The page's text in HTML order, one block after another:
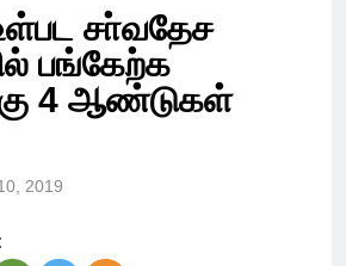
சா்வதேச
பங்கேற்க
4 ஆண்டுகள்
2019